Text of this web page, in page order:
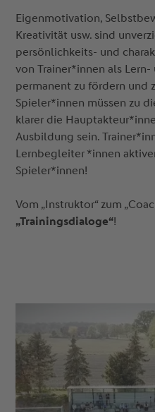
Eigenmotivation,
Kreativität usw. sind
persönlichkeits- und
von Trainer*innen als
permanent zu fördern und
Spieler*innen müssen zu
klarer die
Ausbildung sein.
Lernbegleiter *innen
Spieler*innen!
Vom „Instruktor“ zum
„Trainingsdialoge“!